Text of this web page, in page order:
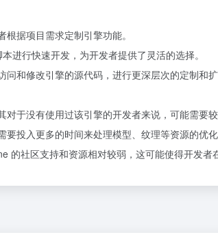
据项目需求定制引擎功能。
进行快速开发，为开发者提供了灵活的选择。
和修改引擎的源代码，进行更深层次的定制和扩
于没有使用过该引擎的开发者来说，可能需要较
投入更多的时间来处理模型、纹理等资源的优化
的社区支持和资源相对较弱，这可能使得开发